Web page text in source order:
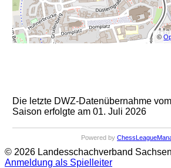
©
Die letzte DWZ-Datenübernahme
Saison erfolgte am 01. Juli 2026
Powered by
© 2026 Landesschachverband
Anmeldung als Spielleiter